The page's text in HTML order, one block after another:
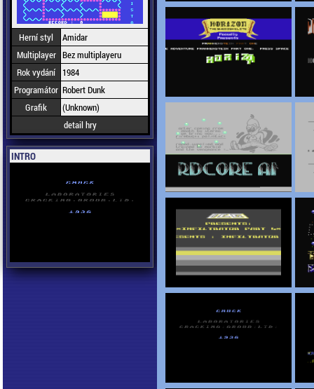
Herní styl
Amidar
Multiplayer Bez multiplayeru
Rok vydání
1984
Programátor Robert Dunk
Grafik
(Unknown)
detail hry
INTRO